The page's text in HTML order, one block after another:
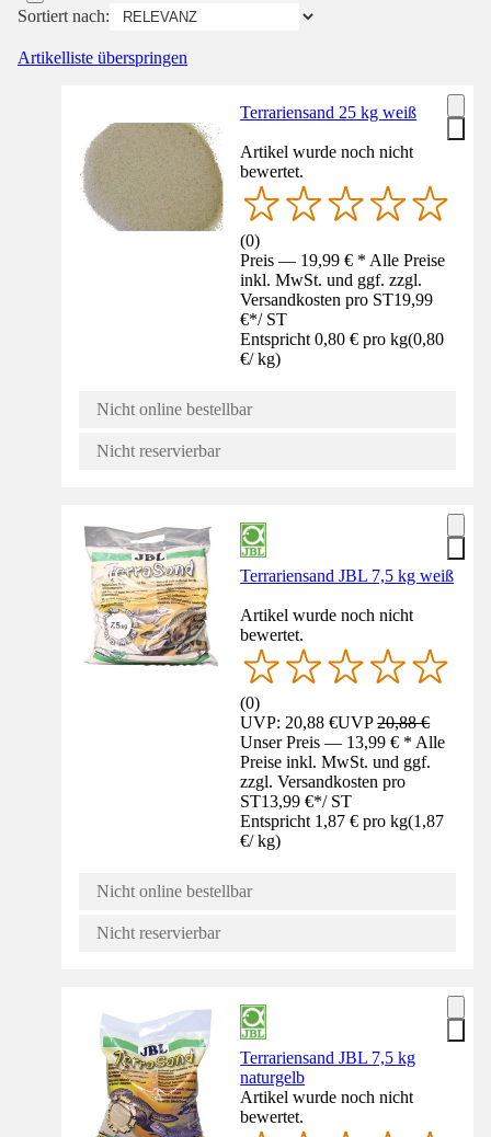
Sortiert nach:
Artikelliste überspringen
Terrariensand 25 kg weiß
Artikel wurde noch nicht
bewertet.
(0)
Preis — 19,99 € * Alle Preise
inkl. MwSt. und ggf. zzgl.
Versandkosten pro ST19,99
€*/ ST
Entspricht 0,80 € pro kg(0,80
€/ kg)
Nicht online bestellbar
Nicht reservierbar
Terrariensand JBL 7,5 kg weiß
Artikel wurde noch nicht
bewertet.
(0)
UVP: 20,88 €UVP20,88 €
Unser Preis — 13,99 € * Alle
Preise inkl. MwSt. und ggf.
zzgl. Versandkosten pro
ST13,99 €*/ ST
Entspricht 1,87 € pro kg(1,87
€/ kg)
Nicht online bestellbar
Nicht reservierbar
Terrariensand JBL 7,5 kg
naturgelb
Artikel wurde noch nicht
bewertet.